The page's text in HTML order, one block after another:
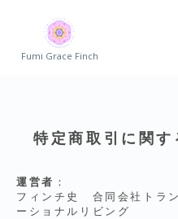
Fumi Grace Finch
特定商取引に関す
運営者 ：
フィンチ史 合同会社トラ
ーショナルリビング